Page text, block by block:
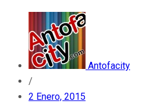
Antofacity
/
2 Enero, 2015